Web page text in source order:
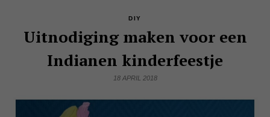
DIY
Uitnodiging maken voor een
Indianen kinderfeestje
18 APRIL 2018